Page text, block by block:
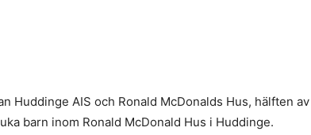
Huddinge AIS och Ronald McDonalds Hus, hälften av
barn inom Ronald McDonald Hus i Huddinge.